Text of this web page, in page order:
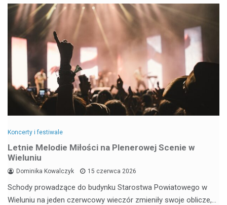
Koncerty i festiwale
Letnie Melodie Miłości na Plenerowej Scenie w
Wieluniu
Dominika Kowalczyk 15 czerwca 2026
Schody prowadzące do budynku Starostwa Powiatowego w
Wieluniu na jeden czerwcowy wieczór zmieniły swoje oblicze,…